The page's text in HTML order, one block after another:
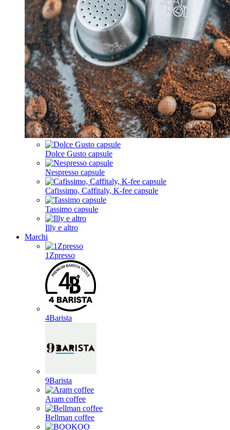
Dolce Gusto capsule
Nespresso capsule
Cafissimo, Caffitaly, K-fee capsule
Tassimo capsule
Illy e altro
Marchi
1Zpresso
4Barista
9Barista
Aram coffee
Bellman coffee